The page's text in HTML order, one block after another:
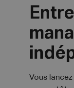
Vous